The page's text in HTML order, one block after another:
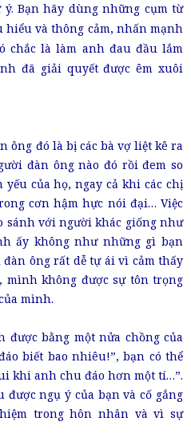
Bạn hãy dùng những cụm từ
hiểu và thông cảm, nhấn mạnh
chắc là làm anh đau đầu lắm
đã giải quyết được êm xuôi
đó là bị các bà vợ liệt kê ra
đàn ông nào đó rồi đem so
của họ, ngay cả khi các chị
cơn hậm hực nói đại… Việc
sánh với người khác giống như
ấy không như những gì bạn
ông rất dễ tự ái vì cảm thấy
không được sự tôn trọng
mình.
được bằng một nửa chồng của
biết bao nhiêu!”, bạn có thể
khi anh chu đáo hơn một tí…”.
ngụ ý của bạn và cố gắng
trong hôn nhân và vì sự